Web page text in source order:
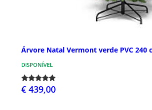
Árvore Natal Vermont verde PVC 240
DISPONÍVEL
€ 439,00